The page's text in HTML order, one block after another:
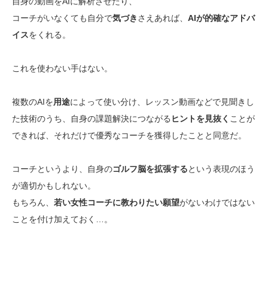
コーチがいなくても自分で気づきさえあれば、 AIが的確なアドバ
イスをくれる。
これを使わない手はない。
複数のAIを用途によって使い分け、レッスン動画などで見聞きし
た技術のうち、自身の課題解決につながる ヒントを見抜く ことが
できれば、それだけで優秀なコーチを獲得したことと同意だ。
コーチというより、自身のゴルフ脳を拡張するという表現のほう
が適切かもしれない。
もちろん、 若い女性コーチに教わりたい願望がないわけではない
ことを付け加えておく…。